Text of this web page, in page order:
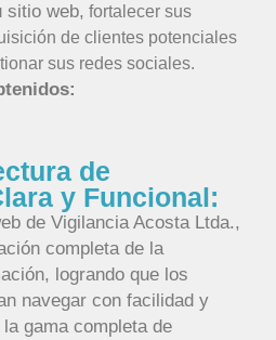
sitio web, fortalecer sus
de clientes potenciales
sus redes sociales.
de
y Funcional:
de Vigilancia Acosta Ltda.,
completa de la
logrando que los
navegar con facilidad y
gama completa de